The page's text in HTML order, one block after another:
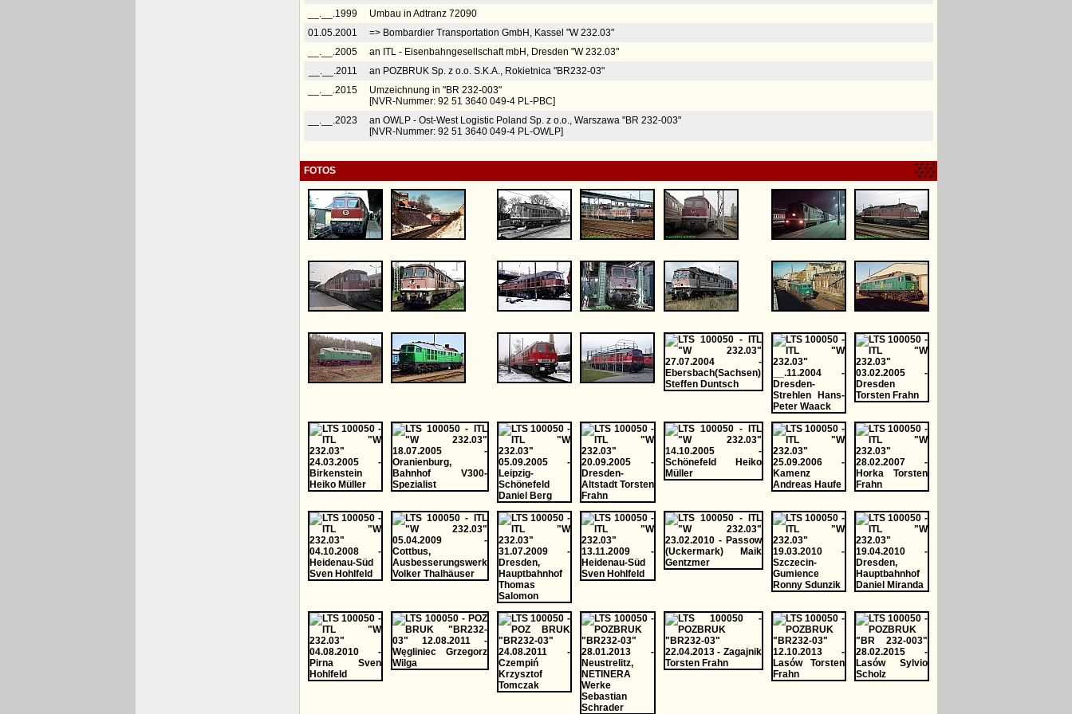
__.__.1999
Umbau in Adtranz 72090
01.05.2001
=> Bombardier Transportation GmbH, Kassel "W 232.03"
__.__.2005
an ITL - Eisenbahngesellschaft mbH, Dresden "W 232.03"
__.__.2011
an POZBRUK Sp. z o.o. S.K.A., Rokietnica "BR232-03"
__.__.2015
Umzeichnung in "BR 232-003"
[NVR-Nummer: 92 51 3640 049-4 PL-PBC]
__.__.2023
an OWLP - Ost-West Logistic Poland Sp. z o.o., Warszawa "BR 232-003"
[NVR-Nummer: 92 51 3640 049-4 PL-OWLP]
FOTOS